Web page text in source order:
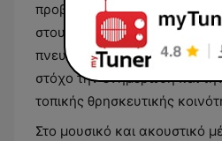
προβολή της χριστιανικής
στους ακροατές έναν
πνευματικής καθοδήγησης
στόχο την ενημέρωση και
τοπικής θρησκευτικής
Στο μουσικό και ακουστικό